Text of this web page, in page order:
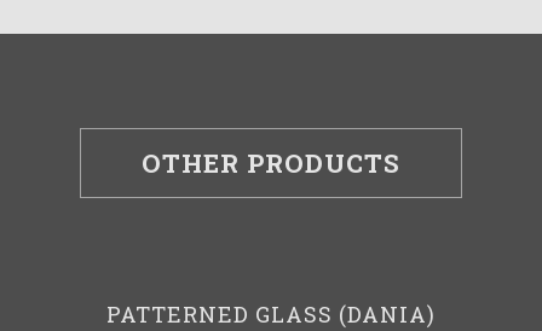
OTHER PRODUCTS
PATTERNED GLASS (DANIA)